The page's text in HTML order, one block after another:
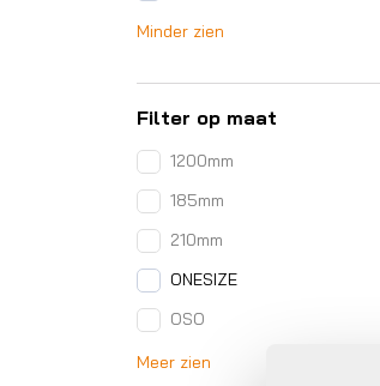
Minder zien
Filter op maat
1200mm
185mm
210mm
ONESIZE
OSO
Meer zien